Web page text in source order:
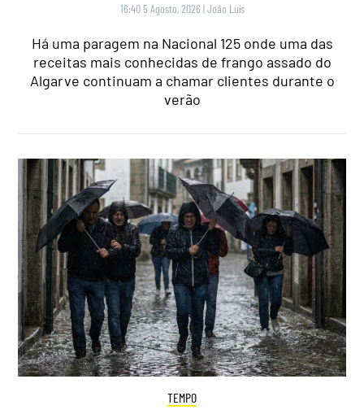
16:40 5 Agosto, 2026 |João Luís
Há uma paragem na Nacional 125 onde uma das
receitas mais conhecidas de frango assado do
Algarve continuam a chamar clientes durante o
verão
TEMPO